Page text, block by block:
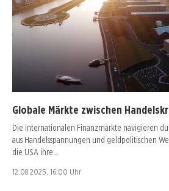
Globale Märkte zwischen
Die internationalen Finanzmärkte navigieren
aus Handelsspannungen und geldpolitischen
die USA ihre…
12.08.2025, 16:00 Uhr